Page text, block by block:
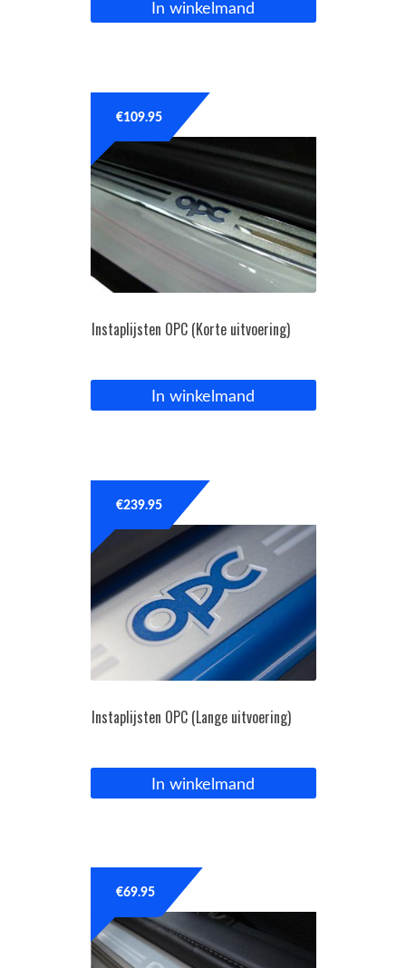
In winkelmand
Instaplijsten OPC (Korte uitvoering)
€109.95
In winkelmand
Instaplijsten OPC (Lange uitvoering)
€239.95
In winkelmand
€69.95